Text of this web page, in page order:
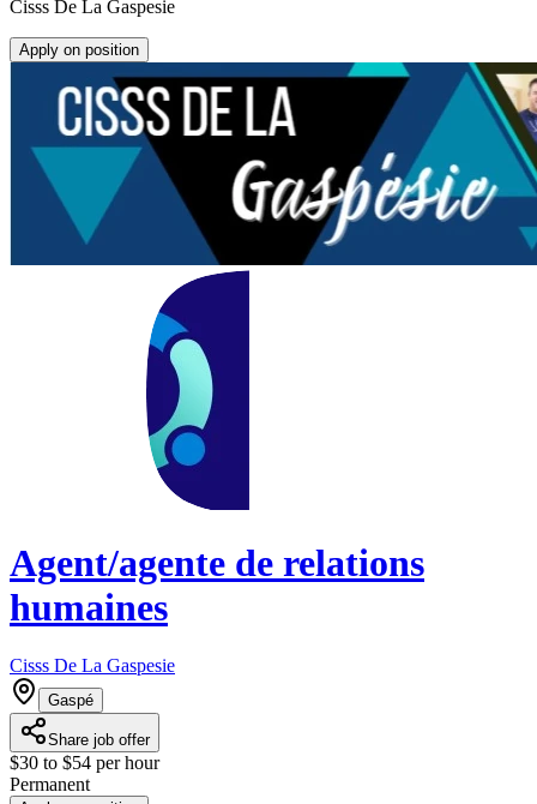
Cisss De La Gaspesie
Apply on position
Agent/agente de relations
humaines
Cisss De La Gaspesie
Gaspé
Share job offer
$30 to $54 per hour
Permanent